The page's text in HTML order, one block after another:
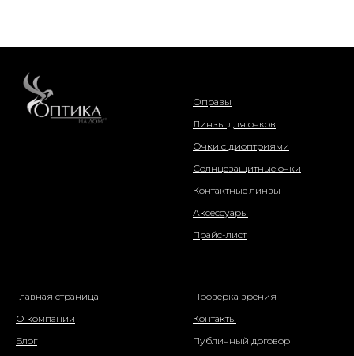
Оправы
Линзы для очков
Очки с диоптриями
Солнцезащитные очки
Контактные линзы
Аксессуары
Прайс-лист
Главная страница
О компании
Блог
Проверка зрения
Контакты
Публичный договор